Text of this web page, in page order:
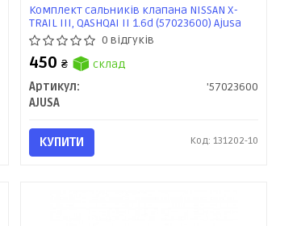
Комплект сальників клапана NISSAN X-
TRAIL III, QASHQAI II 1.6d (57023600) Ajusa
0 відгуків
450₴
склад
Артикул:
'57023600
AJUSA
КУПИТИ Код: 131202-10